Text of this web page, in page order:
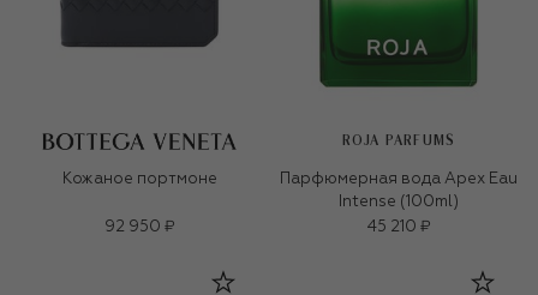
Кожаное портмоне
92 950 ₽
ROJA PARFUMS
Парфюмерная вода Apex Eau
Intense (100ml)
45 210 ₽